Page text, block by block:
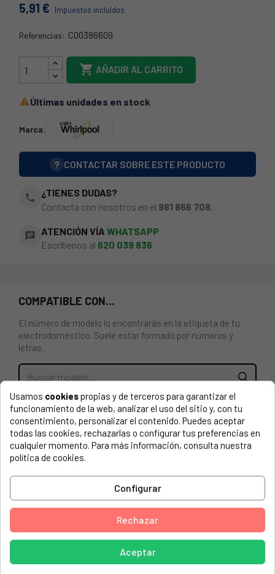
5,91 € Impuestos incluidos
Referencias: C00386609
488000386609
 AÑADIR AL CARRITO
Últimas unidades en stock
Marca:
? CONTACTAR SOBRE ESTE PRODUCTO
phone
¿TIENES DUDAS?
Contacta con nosotros en el 981 866 708
chat ATENCIÓN VÍA WHATSAPP
Escríbenos al 620 039 836.
COMPATIBLE CON...
El número de modelo lo encontrarás en la etiqueta de tu
electrodoméstico. Suele estar formado por números y
letras.
EMBELLECEDOR PARA CESTA LAVAVAJILLAS
WHIRLPOOL, ARISTON, INDESIT 488000386609,
C00386609
ARISTON, 859991053370 HFC 3C24 X HOT POINT
BAUKNECHT, 3T323 P6 5 A 869991578060
BAUKNECHT, 3T323 PE 6 5M 869991578050
BAUKNECHT, 61026530100
BAUKNECHT, 769991568980 OBUCECOSTARA3+FX
BAUKNECHT, 769991568990 OBBCECOSTARA3+FX
Usamos cookiespropias y de terceros para garantizar el
funcionamiento de la web, analizar el uso del sitio y, con tu
consentimiento, personalizar el contenido. Puedes aceptar
todas las cookies, rechazarlas o configurar tus preferencias en
cualquier momento. Para más información, consulta nuestra
política de cookies.
Configurar
Rechazar
Aceptar